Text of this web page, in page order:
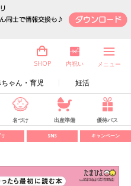
ゃん・育児 妊活
SHOP 内祝い メニュー
名づけ 出産準備 優待パス
SNS キャンペーン